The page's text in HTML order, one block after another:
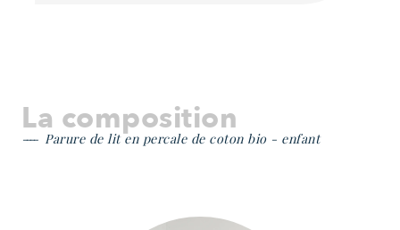
La composition
Parure de lit en percale de coton bio - enfant